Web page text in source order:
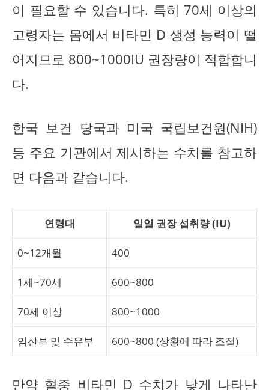
이 필요할 수 있습니다. 특히 70세 이상의
고령자는 몸에서 비타민 D 생성 능력이 떨
어지므로 800~1000IU 권장량이 적합합니
다.
한국 보건 당국과 미국 국립보건원(NIH)
등 주요 기관에서 제시하는 수치를 참고하
면 다음과 같습니다.
연령대 일일 권장 섭취량 (IU)
0~12개월 400
1세~70세 600~800
70세 이상 800~1000
임산부 및 수유부 600~800 (상황에 따라 조절)
만약 혈중 비타민 D 수치가 낮게 나타난